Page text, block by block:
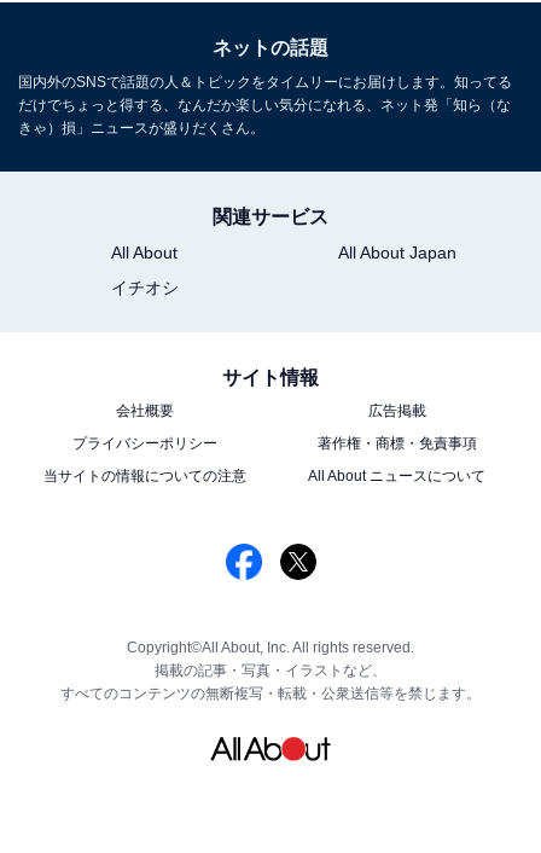
ネットの話題
国内外のSNSで話題の人＆トピックをタイムリーにお届けします。知ってる
だけでちょっと得する、なんだか楽しい気分になれる、ネット発「知ら（な
きゃ）損」ニュースが盛りだくさん。
関連サービス
All About
All About Japan
イチオシ
サイト情報
会社概要
広告掲載
プライバシーポリシー
著作権・商標・免責事項
当サイトの情報についての注意
All About ニュースについて
Copyright©All About, Inc. All rights reserved.
掲載の記事・写真・イラストなど、
すべてのコンテンツの無断複写・転載・公衆送信等を禁じます。